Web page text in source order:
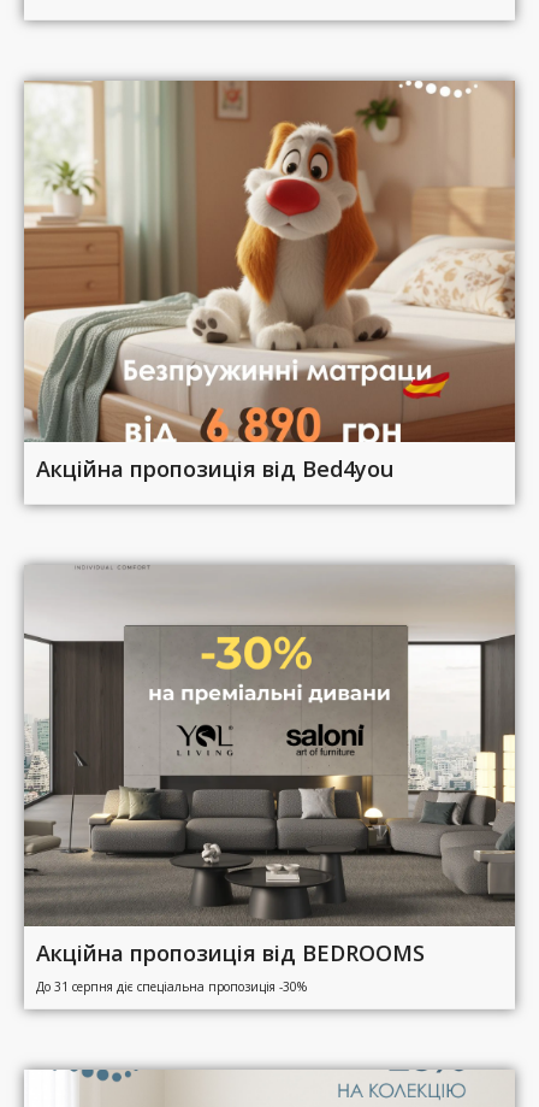
Акційна пропозиція від Bed4you
Акційна пропозиція від BEDROOMS
До 31 серпня діє спеціальна пропозиція -30%